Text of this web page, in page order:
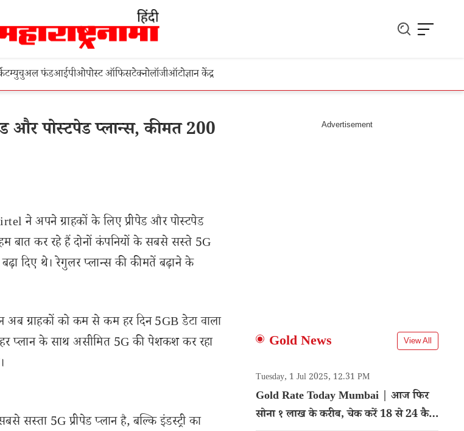
म्युचुअल फंडआईपीओपोस्ट ऑफिसटेक्नोलॉजीऑटोज्ञान केंद्र
पोस्टपेड प्लान्स, कीमत 200
ने अपने ग्राहकों के लिए प्रीपेड और पोस्टपेड
बात कर रहे हैं दोनों कंपनियों के सबसे सस्ते 5G
दिए थे। रेगुलर प्लान्स की कीमतें बढ़ाने के
अब ग्राहकों को कम से कम हर दिन 5GB डेटा वाला
प्लान के साथ असीमित 5G की पेशकश कर रहा
5G प्रीपेड प्लान है, बल्कि इंडस्ट्री का
Gold News View All
Tuesday, 1 Jul 2025, 12.31 PM
Gold Rate Today Mumbai | आज फिर
सोना १ लाख के करीब, चेक करें 18 से 24 कैरेट